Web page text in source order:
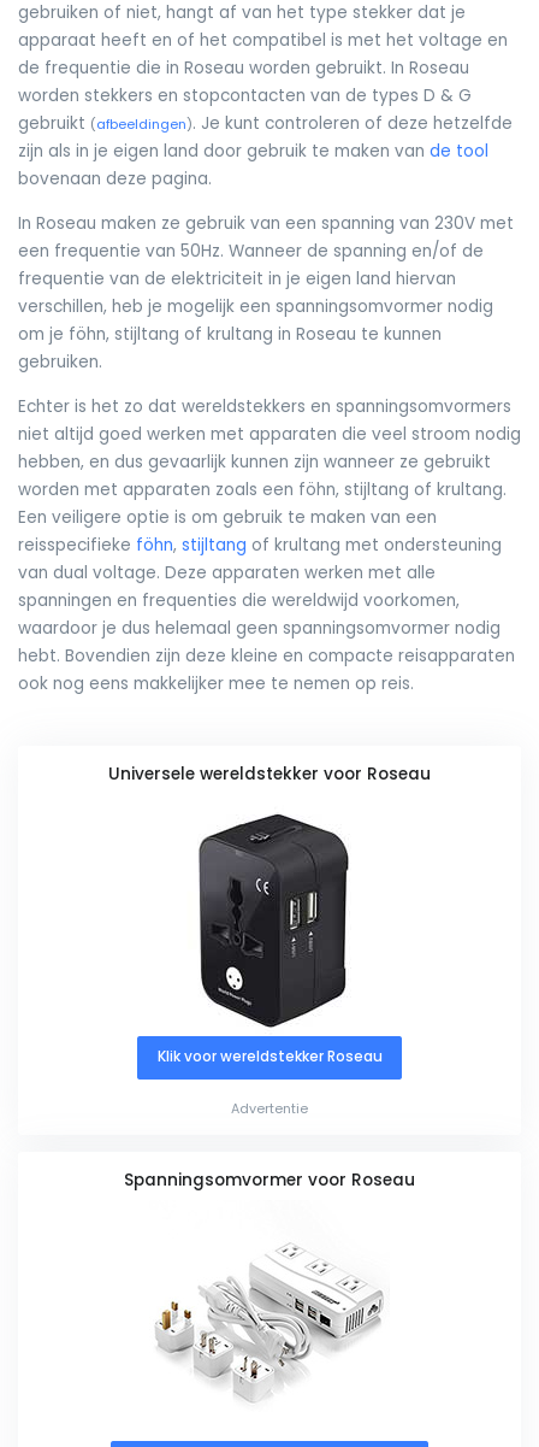
gebruiken of niet, hangt af van het type stekker dat je
apparaat heeft en of het compatibel is met het voltage en
de frequentie die in Roseau worden gebruikt. In Roseau
worden stekkers en stopcontacten van de types D & G
gebruikt (afbeeldingen). Je kunt controleren of deze hetzelfde
zijn als in je eigen land door gebruik te maken van de tool
bovenaan deze pagina.
In Roseau maken ze gebruik van een spanning van 230V met
een frequentie van 50Hz. Wanneer de spanning en/of de
frequentie van de elektriciteit in je eigen land hiervan
verschillen, heb je mogelijk een spanningsomvormer nodig
om je föhn, stijltang of krultang in Roseau te kunnen
gebruiken.
Echter is het zo dat wereldstekkers en spanningsomvormers
niet altijd goed werken met apparaten die veel stroom nodig
hebben, en dus gevaarlijk kunnen zijn wanneer ze gebruikt
worden met apparaten zoals een föhn, stijltang of krultang.
Een veiligere optie is om gebruik te maken van een
reisspecifieke föhn, stijltang of krultang met ondersteuning
van dual voltage. Deze apparaten werken met alle
spanningen en frequenties die wereldwijd voorkomen,
waardoor je dus helemaal geen spanningsomvormer nodig
hebt. Bovendien zijn deze kleine en compacte reisapparaten
ook nog eens makkelijker mee te nemen op reis.
Universele wereldstekker voor Roseau
Klik voor wereldstekker Roseau
Advertentie
Spanningsomvormer voor Roseau